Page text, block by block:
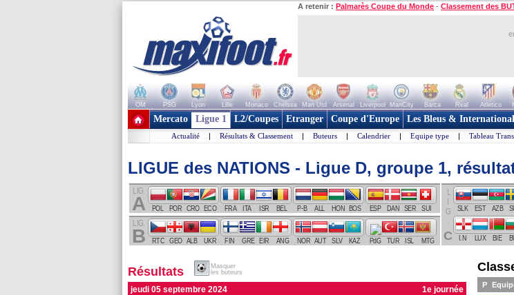
A retenir : Palmarès Coupe du Monde - Classement des
OM PSG Lyon Lille Monaco Chelsea Man Utd Arsenal Liverpool ManCity Barca Real Atletico
+ de clubs
Mercato Ligue 1 L2/Coupes Etranger Coupe d'Europe Les Bleus & International
Actualité | Résultats & Classement | Buteurs | Calendrier | Equipe type | Tableau
LIGUE des NATIONS - Ligue D, groupe 1,
LIG.
A POL POR CRO ECO FRA ITA ISR BEL P-B ALL HON BOS ESP DAN SER SUI LIG.
C
SLK EST AZB
I.N LUX BIE
LIG.
B RTC GEO ALB UKR FIN GRE EIR ANG NOR AUT SLV KAZ PdG TUR ISL MTG
Résultats
Masquer
les buteurs
jeudi 05 septembre 2024 1e journée P